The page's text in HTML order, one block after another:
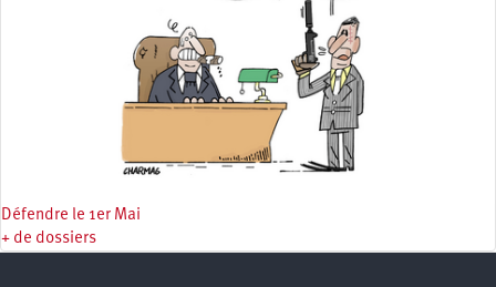
Défendre le 1er Mai
+ de dossiers